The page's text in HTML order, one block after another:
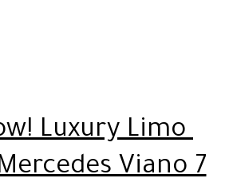
Luxury Limo
Viano 7